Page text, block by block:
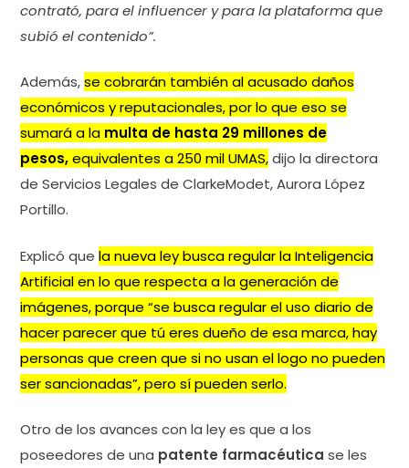
contrató, para el influencer y para la plataforma que
subió el contenido”.
Además,se cobrarán también al acusado daños
económicos y reputacionales, por lo que eso se
sumará a la multa de hasta 29 millones de
pesos,equivalentes a 250 mil UMAS,dijo la directora
de Servicios Legales de ClarkeModet, Aurora López
Portillo.
Explicó que la nueva ley busca regular la Inteligencia
Artificial en lo que respecta a la generación de
imágenes, porque “se busca regular el uso diario de
hacer parecer que tú eres dueño de esa marca, hay
personas que creen que si no usan el logo no pueden
ser sancionadas”, pero sí pueden serlo.
Otro de los avances con la ley es que a los
poseedores de una patente farmacéutica se les